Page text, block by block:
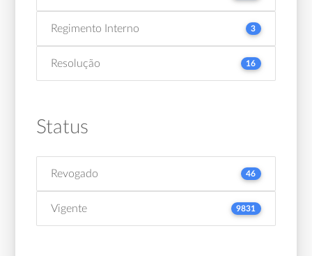
Regimento Interno 3
Resolução 16
Status
Revogado 46
Vigente 9831